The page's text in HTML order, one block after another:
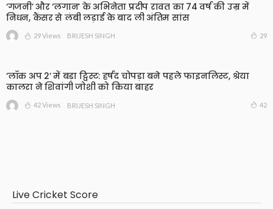
‘गजनी’ और ‘लगान’ के अभिनेता प्रदीप रावत का 74 वर्ष की उम्र में
निधन, कैंसर से लंबी लड़ाई के बाद ली अंतिम सांस
29 Views BRIJESH SINGH 29
‘लॉक अप 2’ में बड़ा ट्विस्ट: हर्षद चोपड़ा बने पहले फाइनलिस्ट, श्रेया
कालरा ने शिवांगी जोशी को किया बाहर
42 Views BRIJESH SINGH 42
Live Cricket Score